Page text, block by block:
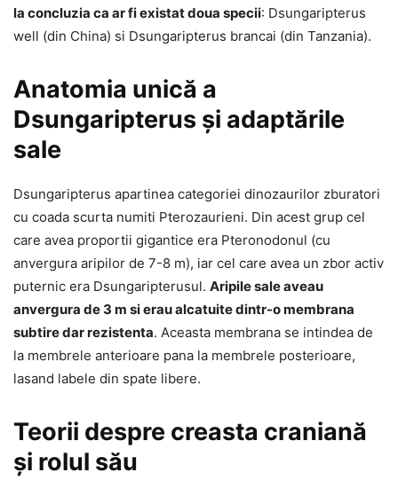
la concluzia ca ar fi existat doua specii: Dsungaripterus
well (din China) si Dsungaripterus brancai (din Tanzania).
Anatomia unică a
Dsungaripterus și adaptările
sale
Dsungaripterus apartinea categoriei dinozaurilor zburatori
cu coada scurta numiti Pterozaurieni. Din acest grup cel
care avea proportii gigantice era Pteronodonul (cu
anvergura aripilor de 7-8 m), iar cel care avea un zbor activ
puternic era Dsungaripterusul. Aripile sale aveau
anvergura de 3 m si erau alcatuite dintr-o membrana
subtire dar rezistenta. Aceasta membrana se intindea de
la membrele anterioare pana la membrele posterioare,
lasand labele din spate libere.
Teorii despre creasta craniană
și rolul său